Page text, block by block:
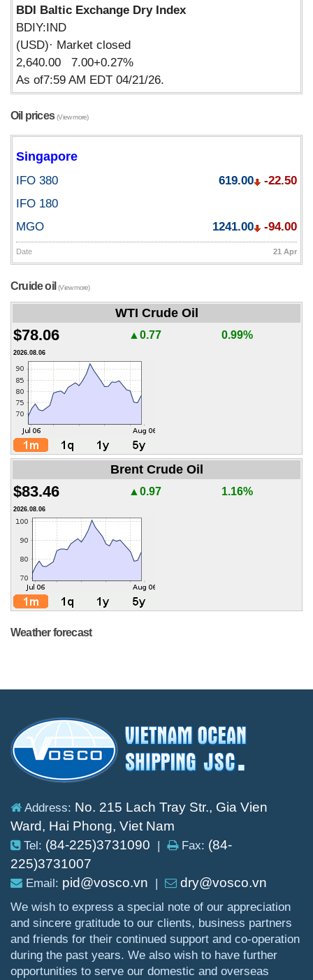
BDI Baltic Exchange Dry Index
BDIY:IND
(USD)· Market closed
2,640.00 7.00+0.27%
As of7:59 AM EDT 04/21/26.
Oil prices(View more)
Singapore
IFO 380 619.00
-22.50
IFO 180
MGO
1241.00 -94.00
Date 21 Apr
Cruide oil(View more)
WTI Crude Oil
$78.06 ▲0.77 0.99%
2026.08.06
Brent Crude Oil
$83.46 ▲0.97 1.16%
2026.08.06
Weather forecast
Address: No. 215 Lach Tray Str., Gia Vien
Ward, Hai Phong, Viet Nam
Tel: (84-225)3731090 Fax: (84-
225)3731007
Email: pid@vosco.vn dry@vosco.vn
We wish to express a special note of our appreciation
and sincere gratitude to our clients, business partners
and friends for their continued support and co-operation
during the past years. We also wish to have further
opportunities to serve our domestic and overseas